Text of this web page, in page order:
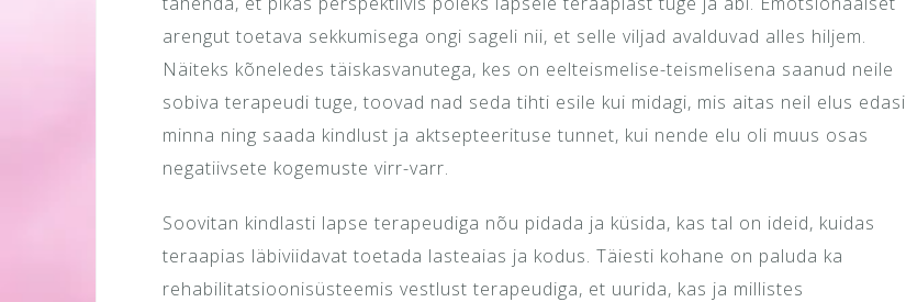
arengut toetava sekkumisega ongi sageli nii, et selle viljad avalduvad alles hiljem.
Näiteks kõneledes täiskasvanutega, kes on eelteismelise-teismelisena saanud neile
sobiva terapeudi tuge, toovad nad seda tihti esile kui midagi, mis aitas neil elus edasi
minna ning saada kindlust ja aktsepteerituse tunnet, kui nende elu oli muus osas
negatiivsete kogemuste virr-varr.
Soovitan kindlasti lapse terapeudiga nõu pidada ja küsida, kas tal on ideid, kuidas
teraapias läbiviidavat toetada lasteaias ja kodus. Täiesti kohane on paluda ka
rehabilitatsioonisüsteemis vestlust terapeudiga, et uurida, kas ja millistes